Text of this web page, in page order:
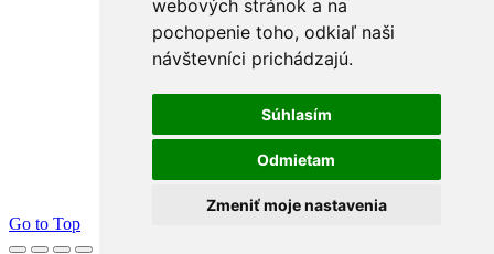
webových stránok a na
pochopenie toho, odkiaľ naši
návštevníci prichádzajú.
Súhlasím
Odmietam
Zmeniť moje nastavenia
Go to Top